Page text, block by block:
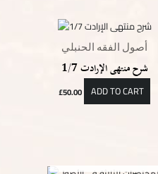
أصول الفقه الحنبلي
شرح منتهى الإرادت 1/7
£50.00 ADD TO CART